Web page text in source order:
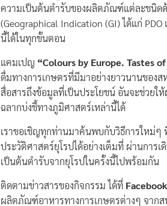
ความเป็นต้นตำรับของผลิตภัณฑ์แต่ละชนิด
(Geographical Indication (GI) ได้แก่
นี้ได้ในทุกขั้นตอน
แคมเปญ “Colours by Europe. Tastes
ดื่มทางการเกษตรที่มีมาอย่างยาวนานของ
สื่อสารถึงข้อมูลที่เป็นประโยชน์ อันจะช่วย
ฉลากบ่งชี้ทางภูมิศาสตร์เหล่านี้ได้
เราขอเชิญทุกท่านมาค้นพบกับวิธีการใหม่ๆ
ประวัติศาสตร์ยุโรปได้อย่างเต็มที่ ผ่านกา
เป็นต้นตำรับจากยุโรปในครั้งนี้ไปพร้อมกัน
ติดตามข่าวสารของกิจกรรม ได้ที่
ผลิตภัณฑ์อาหารทางการเกษตรต่างๆ จาก